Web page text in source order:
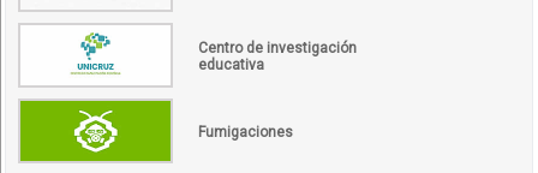
Centro de investigación
educativa
Fumigaciones